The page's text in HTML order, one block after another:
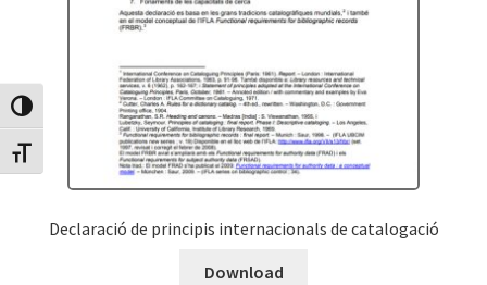
Canvia Alt Contrast
Canvia mida de lletra
Declaració de principis internacionals de catalogació
Download